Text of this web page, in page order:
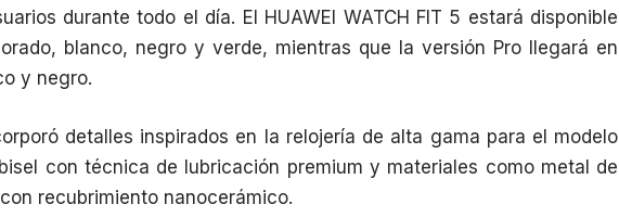
durante todo el día. El HUAWEI WATCH FIT 5 estará disponible
blanco, negro y verde, mientras que la versión Pro llegará en
y negro.
detalles inspirados en la relojería de alta gama para el modelo
con técnica de lubricación premium y materiales como metal de
recubrimiento nanocerámico.